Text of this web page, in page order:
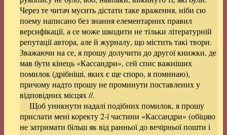
Через те читач мусить дістати таке враження, ніби сю
поему написано без знання елементарних правил
версифікації, а се може шкодити не тільки літературній
репутації автора, але й журналу, що містить такі твори.
Зважаючи на се, я прошу долучити до другої книжки, де
мав бути кінець «Кассандри», сей спис важніших
помилок (дрібніші, яких є ще споро, я поминаю),
причому надто прошу не проминути поставлених у
відповідних місцях //.
Щоб уникнути надалі подібних помилок, я прошу
прислати мені коректу 2-ї частини «Кассандри» (обіцяю
не затримати більш як від ранньої до вечірньої пошти і